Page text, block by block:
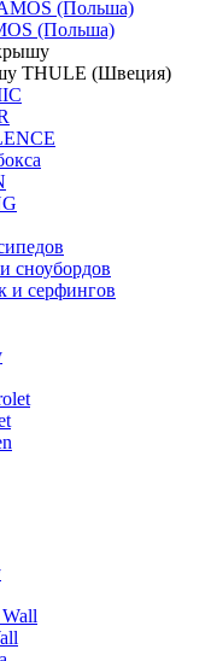
(Польша)
THULE (Швеция)
сноубордов
и серфингов